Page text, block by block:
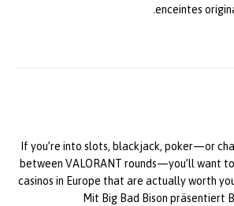
enceintes
If you’re into slots, blackjack, poker—or
between VALORANT rounds—you’ll want
casinos in Europe that are actually worth
Mit Big Bad Bison präsentiert